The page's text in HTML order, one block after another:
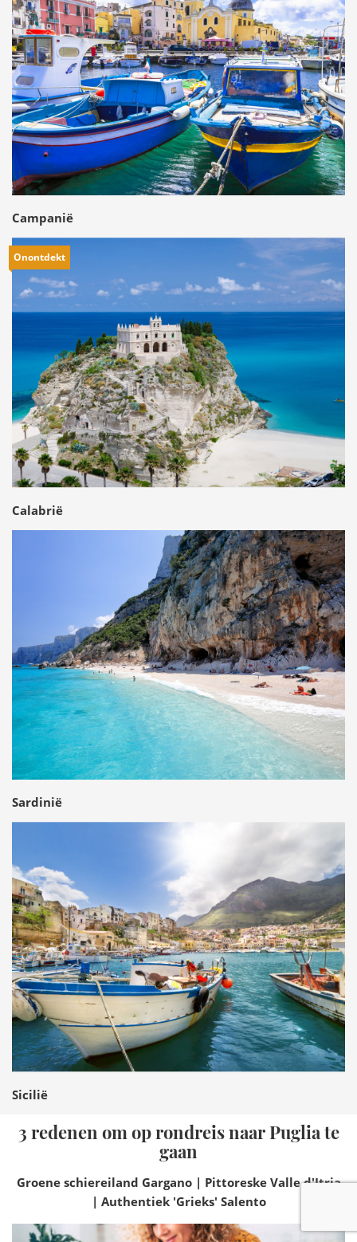
Campanië
Onontdekt
Calabrië
Sardinië
Sicilië
3 redenen om op rondreis naar Puglia te
gaan
Groene schiereiland Gargano | Pittoreske Valle d'Itria
| Authentiek 'Grieks' Salento